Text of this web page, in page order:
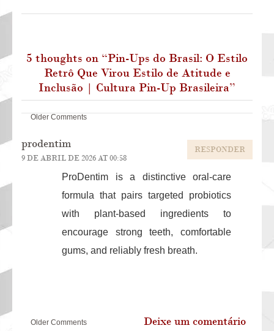
5 thoughts on “Pin-Ups do Brasil: O Estilo
Retrô Que Virou Estilo de Atitude e
Inclusão | Cultura Pin-Up Brasileira”
Comment
Older Comments
prodentim
9 DE ABRIL DE 2026 AT 00:58
RESPONDER
ProDentim is a distinctive oral-care
formula that pairs targeted probiotics
with plant-based ingredients to
encourage strong teeth, comfortable
gums, and reliably fresh breath.
Comment
Older Comments Deixe um comentário